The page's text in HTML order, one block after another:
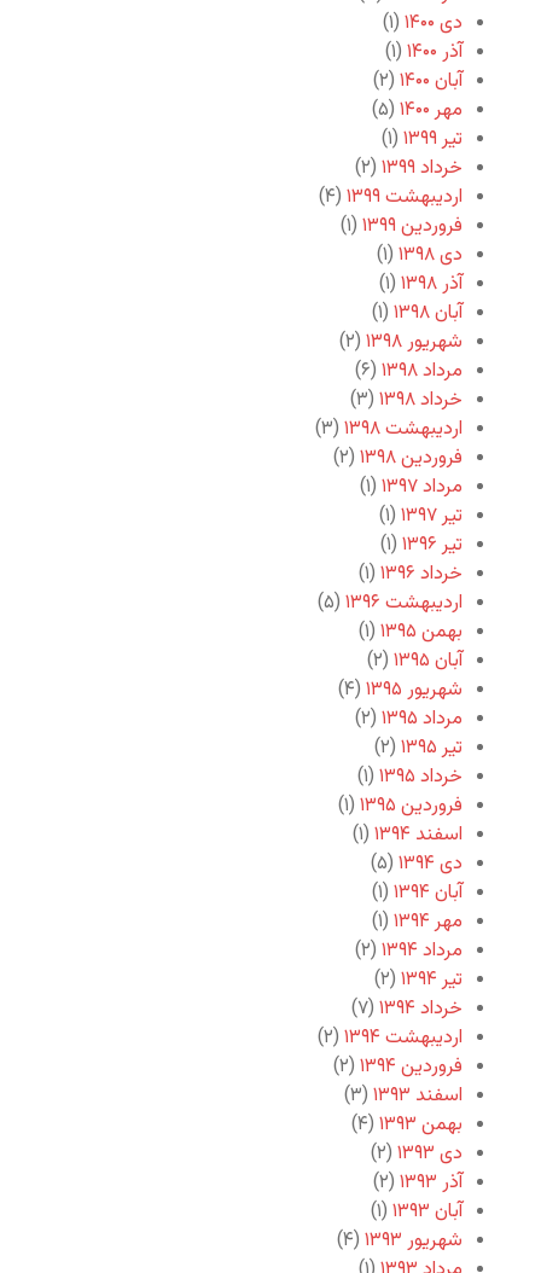
دی ۱۴۰۰
(۱)
آذر ۱۴۰۰
(۱)
آبان ۱۴۰۰
(۲)
مهر ۱۴۰۰
(۵)
تیر ۱۳۹۹
(۱)
خرداد ۱۳۹۹
(۲)
اردیبهشت ۱۳۹۹
(۴)
فروردین ۱۳۹۹
(۱)
دی ۱۳۹۸
(۱)
آذر ۱۳۹۸
(۱)
آبان ۱۳۹۸
(۱)
شهریور ۱۳۹۸
(۲)
مرداد ۱۳۹۸
(۶)
خرداد ۱۳۹۸
(۳)
اردیبهشت ۱۳۹۸
(۳)
فروردین ۱۳۹۸
(۲)
مرداد ۱۳۹۷
(۱)
تیر ۱۳۹۷
(۱)
تیر ۱۳۹۶
(۱)
خرداد ۱۳۹۶
(۱)
اردیبهشت ۱۳۹۶
(۵)
بهمن ۱۳۹۵
(۱)
آبان ۱۳۹۵
(۲)
شهریور ۱۳۹۵
(۴)
مرداد ۱۳۹۵
(۲)
تیر ۱۳۹۵
(۲)
خرداد ۱۳۹۵
(۱)
فروردین ۱۳۹۵
(۱)
اسفند ۱۳۹۴
(۱)
دی ۱۳۹۴
(۵)
آبان ۱۳۹۴
(۱)
مهر ۱۳۹۴
(۱)
مرداد ۱۳۹۴
(۲)
تیر ۱۳۹۴
(۲)
خرداد ۱۳۹۴
(۷)
اردیبهشت ۱۳۹۴
(۲)
فروردین ۱۳۹۴
(۲)
اسفند ۱۳۹۳
(۳)
بهمن ۱۳۹۳
(۴)
دی ۱۳۹۳
(۲)
آذر ۱۳۹۳
(۲)
آبان ۱۳۹۳
(۱)
شهریور ۱۳۹۳
(۴)